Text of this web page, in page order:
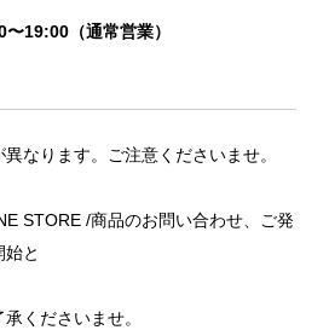
（通常営業）
なります。ご注意くださいませ。
STORE /商品のお問い合わせ、ご発
と
くださいませ。